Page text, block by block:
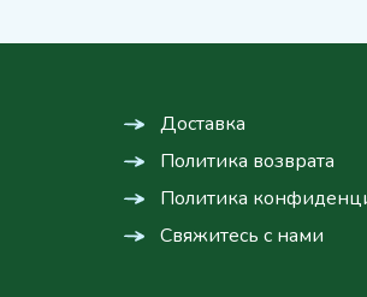
Доставка
Политика возврата
Политика
Свяжитесь с нами